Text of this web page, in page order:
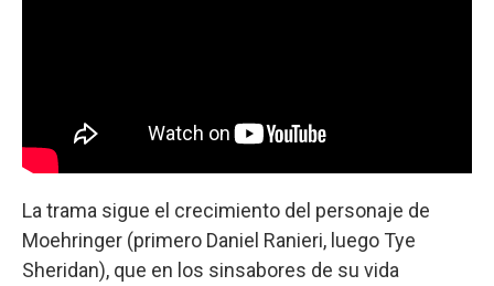
La trama sigue el crecimiento del personaje de
Moehringer (primero Daniel Ranieri, luego Tye
Sheridan), que en los sinsabores de su vida